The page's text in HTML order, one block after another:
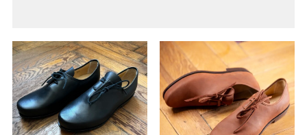
ACCESSOIRES
MÜTZEN
GUTSCHEIN
STAMMHAUS